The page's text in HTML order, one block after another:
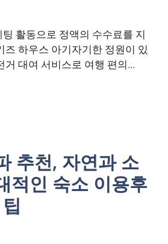
활동으로 정액의 수수료를 지
즈 하우스 아기자기한 정원이 있
거 대여 서비스로 여행 편의...
추천, 자연과 소
적인 숙소 이용후